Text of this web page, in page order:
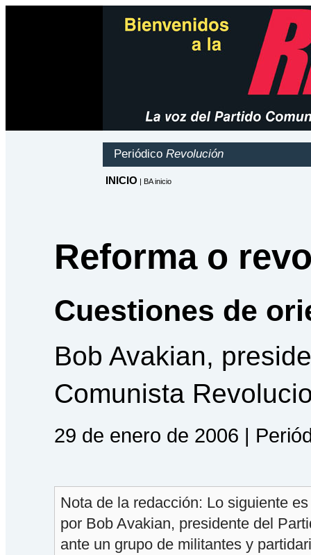
Reforma o
Cuestiones de
Bob Avakian,
Comunista
29 de enero de 2006 |
Nota de la redacción: Lo siguiente
por Bob Avakian, presidente del
ante un grupo de militantes y